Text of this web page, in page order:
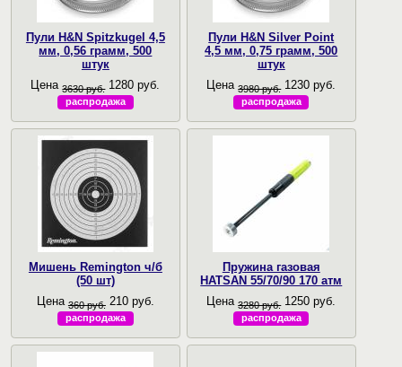
Пули H&N Spitzkugel 4,5
мм, 0,56 грамм, 500
штук
Цена3630 руб. 1280 руб.
распродажа
Пули H&N Silver Point
4,5 мм, 0,75 грамм, 500
штук
Цена3980 руб. 1230 руб.
распродажа
Мишень Remington ч/б
(50 шт)
Цена 360 руб. 210 руб.
распродажа
Пружина газовая
HATSAN 55/70/90 170 атм
Цена3280 руб. 1250 руб.
распродажа